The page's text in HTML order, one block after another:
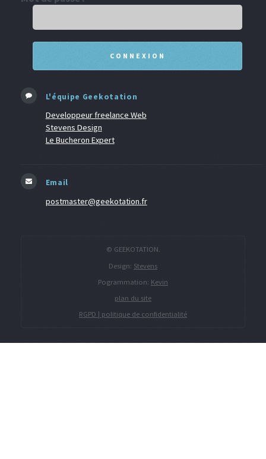
L'équipe Geekotation
Developpeur freelance Web
Stevens Design
Le Bucheron Expert
Email
postmaster@geekotation.fr
© GEEKOTATION.
Design: Stevens
Pogrammation: Kevin
plan du site
RGPD | politique de confidentialité